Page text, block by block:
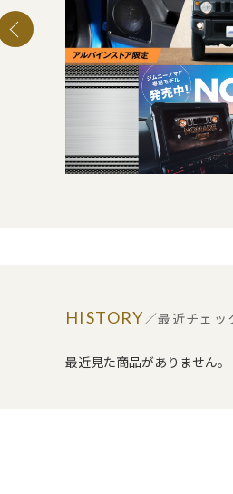
HISTORY／最近チェッ
最近見た商品がありません。